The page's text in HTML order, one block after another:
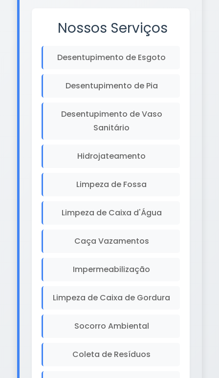
Nossos Serviços
Desentupimento de Esgoto
Desentupimento de Pia
Desentupimento de Vaso
Sanitário
Hidrojateamento
Limpeza de Fossa
Limpeza de Caixa d'Água
Caça Vazamentos
Impermeabilização
Limpeza de Caixa de Gordura
Socorro Ambiental
Coleta de Resíduos